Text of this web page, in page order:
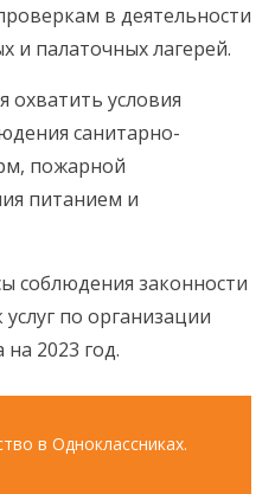
в деятельности
и палаточных лагерей.
охватить условия
санитарно-
пожарной
питанием и
соблюдения законности
по организации
на 2023 год.
в Одноклассниках.